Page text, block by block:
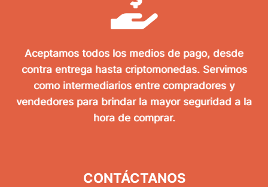
Aceptamos todos los medios de pago, desde
contra entrega hasta criptomonedas. Servimos
como intermediarios entre compradores y
vendedores para brindar la mayor seguridad a la
hora de comprar.
CONTÁCTANOS